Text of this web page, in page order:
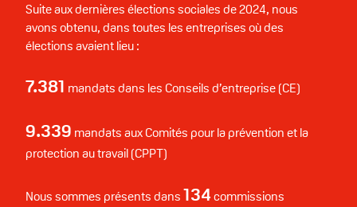
Suite aux dernières élections sociales de 2024, nous
avons obtenu, dans toutes les entreprises où des
élections avaient lieu :
7.381 mandats dans les Conseils d’entreprise (CE)
9.339 mandats aux Comités pour la prévention et la
protection au travail (CPPT)
Nous sommes présents dans134commissions